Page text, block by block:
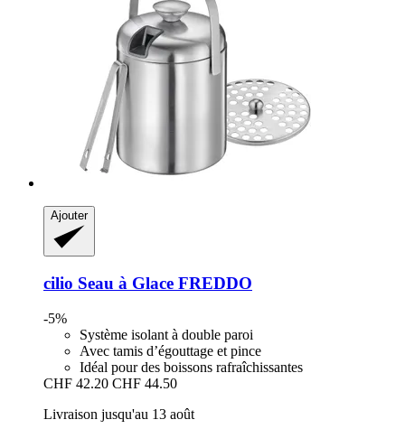
Ajouter
cilio Seau à Glace FREDDO
-5%
Système isolant à double paroi
Avec tamis d’égouttage et pince
Idéal pour des boissons rafraîchissantes
CHF 42.20 CHF 44.50
Livraison jusqu'au 13 août